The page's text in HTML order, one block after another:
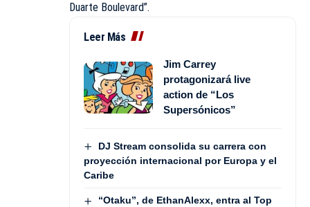
Duarte Boulevard”.
Leer Más
Jim Carrey
protagonizará live
action de “Los
Supersónicos”
DJ Stream consolida su carrera con
proyección internacional por Europa y el
Caribe
“Otaku”, de EthanAlexx, entra al Top